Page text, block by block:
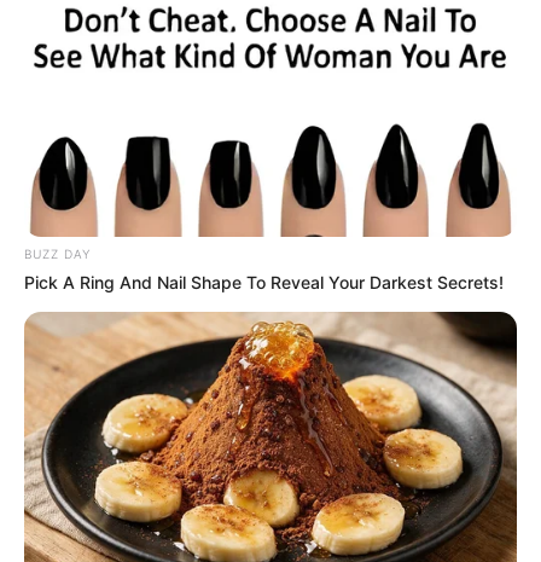
BUZZ DAY
Pick A Ring And Nail Shape To Reveal Your Darkest Secrets!